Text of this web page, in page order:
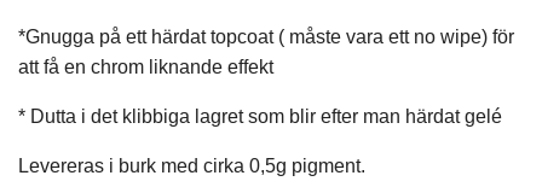
*Gnugga på ett härdat topcoat ( måste vara ett no wipe) för
att få en chrom liknande effekt
* Dutta i det klibbiga lagret som blir efter man härdat gelé
Levereras i burk med cirka 0,5g pigment.